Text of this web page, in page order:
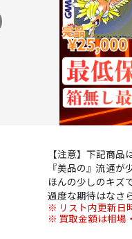
【注意】下記商
『美品の』流通が
ほんの少しのキズ
過度な期待はなさ
リスト内更新日
買取金額は相場